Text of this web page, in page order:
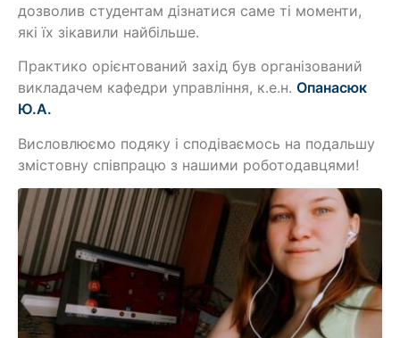
дозволив студентам дізнатися саме ті моменти,
які їх зікавили найбільше.
Практико орієнтований захід був організований
викладачем кафедри управління, к.е.н. Опанасюк
Ю.А.
Висловлюємо подяку і сподіваємось на подальшу
змістовну співпрацю з нашими роботодавцями!